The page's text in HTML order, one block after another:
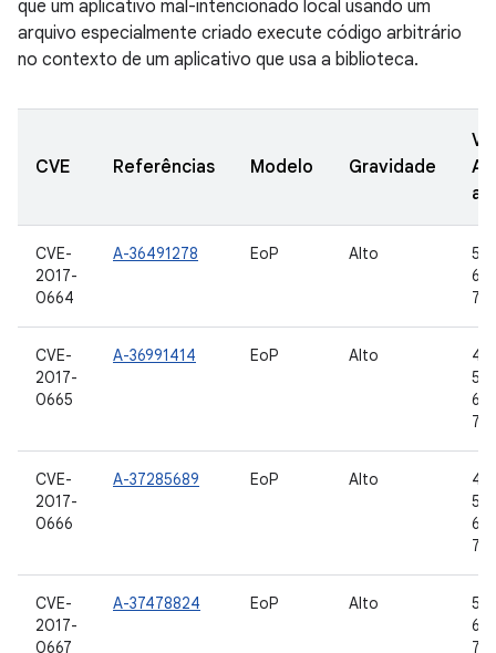
que um aplicativo mal-intencionado local usando um
arquivo especialmente criado execute código arbitrário
no contexto de um aplicativo que usa a biblioteca.
CVE Referências Modelo Gravidade
CVE-
2017-
0664
A-36491278 EoP Alto
CVE-
2017-
0665
A-36991414 EoP Alto
CVE-
2017-
0666
A-37285689 EoP Alto
CVE-
2017-
0667
A-37478824 EoP Alto